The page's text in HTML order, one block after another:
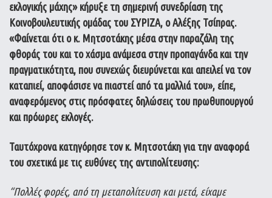
εκλογικής μάχης» κήρυξε τη σημερινή συνεδρίαση της
Κοινοβουλευτικής ομάδας του ΣΥΡΙΖΑ, ο Αλέξης Τσίπρας.
«Φαίνεται ότι ο κ. Μητσοτάκης μέσα στην παραζάλη της
φθοράς του και το χάσμα ανάμεσα στην προπαγάνδα και την
πραγματικότητα, που συνεχώς διευρύνεται και απειλεί να τον
καταπιεί, αποφάσισε να πιαστεί από τα μαλλιά του», είπε,
αναφερόμενος στις πρόσφατες δηλώσεις του πρωθυπουργού
και πρόωρες εκλογές.
Ταυτόχρονα κατηγόρησε τον κ. Μητσοτάκη για την αναφορά
του σχετικά με τις ευθύνες της αντιπολίτευσης:
“Πολλές φορές, από τη μεταπολίτευση και μετά, είχαμε